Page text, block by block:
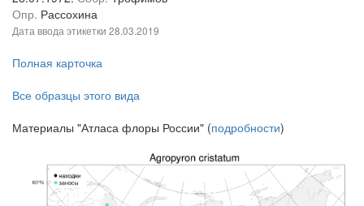
Опр. Рассохина
Дата ввода этикетки 28.03.2019
Полная карточка
Все образцы этого вида
Материалы "Атласа флоры России" (подробности)